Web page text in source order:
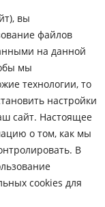
вы
файлов
на данной
мы
технологии, то
настройки
сайт. Настоящее
о том, как мы
В
cookies для